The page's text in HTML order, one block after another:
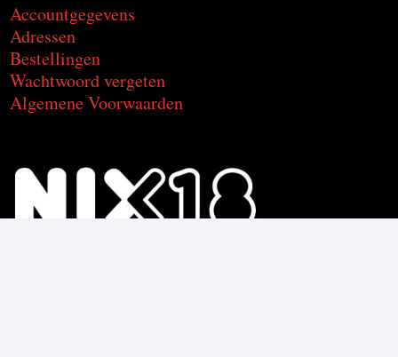
Accountgegevens
Adressen
Bestellingen
Wachtwoord vergeten
Algemene Voorwaarden